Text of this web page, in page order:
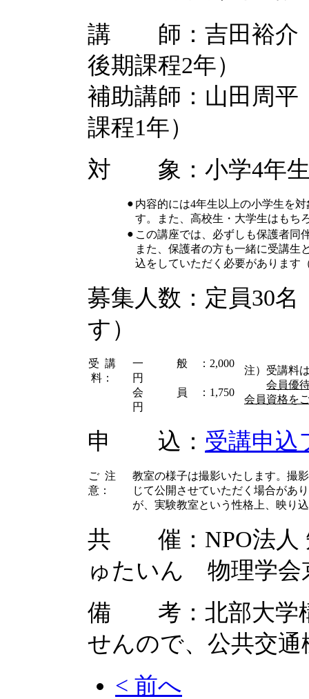
講 師：吉田裕介（
後期課程2年）
補助講師：山田周平
課程1年）
対 象：小学4年生
● 内容的には4年生以上の小学生を
す。また、高校生・大学生はもち
● この講座では、必ずしも保護者同
また、保護者の方も一緒に受講生
込をしていただく必要があります
募集人数：定員30
す）
受 講
料：
一 般 ：2,000
円
会 員 ：1,750
円
注）受講料
会員優
会員資格を
申 込： 受講申込
ご 注
意：
教室の様子は撮影いたします。撮
じて公開させていただく場合があ
が、実験教室という性格上、映り
共 催：NPO法人
ゅたいん 物理学会
備 考：北部大学構
せんので、公共交
< 前へ